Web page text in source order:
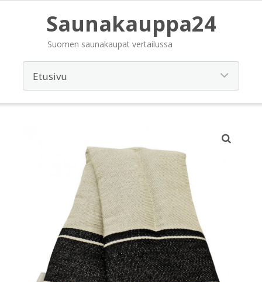
Saunakauppa24
Suomen saunakaupat vertailussa